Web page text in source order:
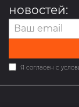
новостей:
Я согласен с